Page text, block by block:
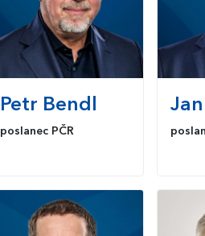
Petr Bendl
poslanec PČR
Jan